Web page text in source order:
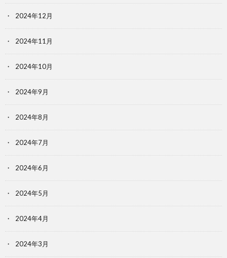
2024年12月
2024年11月
2024年10月
2024年9月
2024年8月
2024年7月
2024年6月
2024年5月
2024年4月
2024年3月